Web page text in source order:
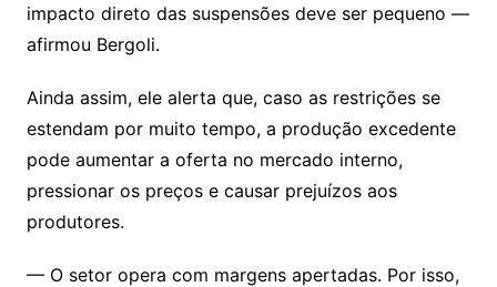
impacto direto das suspensões deve ser pequeno —
afirmou Bergoli.
Ainda assim, ele alerta que, caso as restrições se
estendam por muito tempo, a produção excedente
pode aumentar a oferta no mercado interno,
pressionar os preços e causar prejuízos aos
produtores.
— O setor opera com margens apertadas. Por isso,